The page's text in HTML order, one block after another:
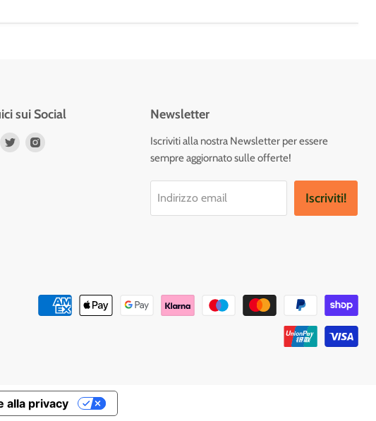
sui Social
Trovaci Trovaci
Newsletter
Iscriviti alla nostra Newsletter per essere
sempre aggiornato sulle offerte!
Indirizzo email Iscriviti!
alla privacy